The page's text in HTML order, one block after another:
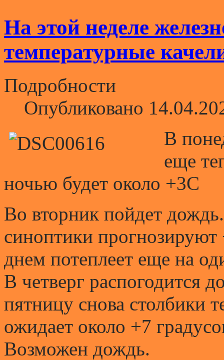
На этой неделе
температурные
Подробности
Опубликовано
В
еще
ночью будет около +3С
Во вторник пойдет
синоптики
днем потеплеет еще на
В четверг
пятницу снова столбики
ожидает около +7
Возможен дождь.